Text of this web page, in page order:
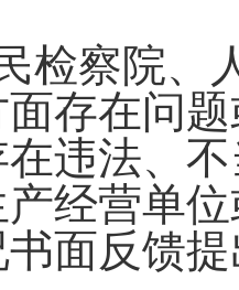
检察院、
存在问
违法、
经营单
面反馈